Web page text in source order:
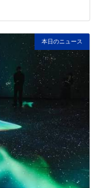
本日のニュース